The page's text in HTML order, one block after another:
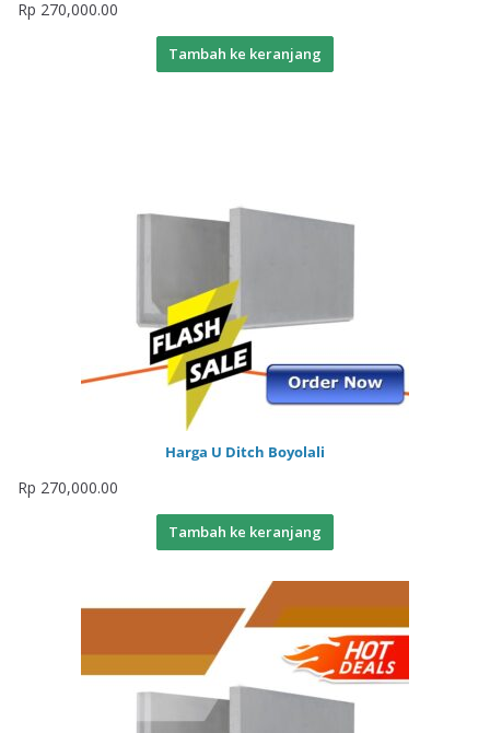
Rp 270,000.00
Tambah ke keranjang
Harga U Ditch Boyolali
Rp 270,000.00
Tambah ke keranjang